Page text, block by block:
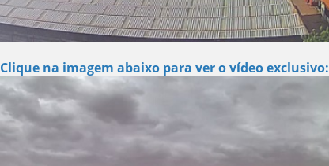
Clique na imagem abaixo para ver o vídeo exclusivo: